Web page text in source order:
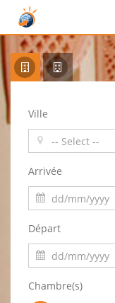
Ville
Arrivée
Départ
Chambre(s)